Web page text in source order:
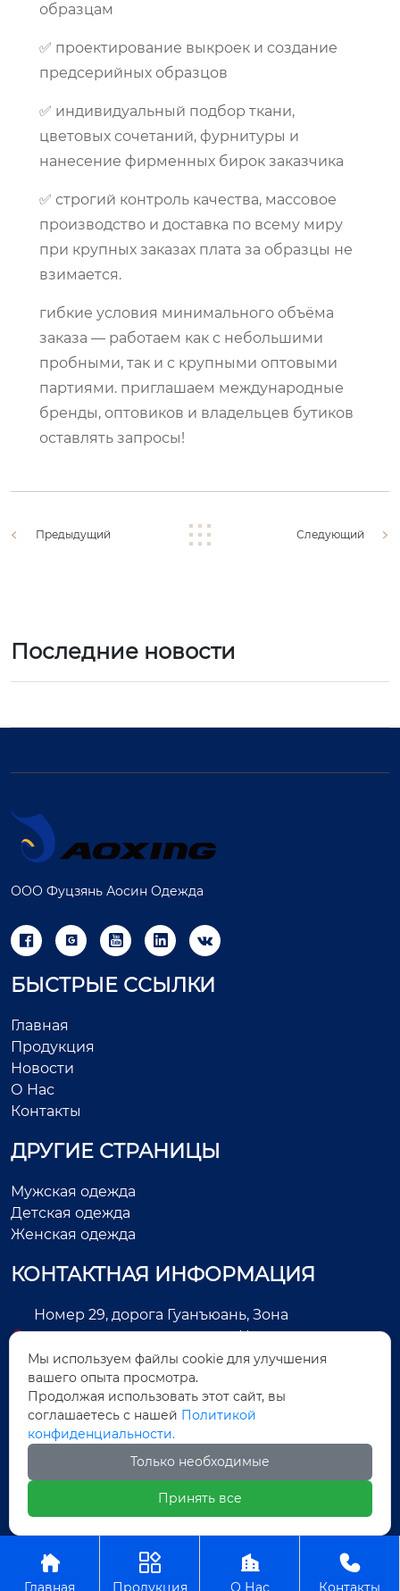
образцам
✅ проектирование выкроек и создание
предсерийных образцов
✅ индивидуальный подбор ткани,
цветовых сочетаний, фурнитуры и
нанесение фирменных бирок заказчика
✅ строгий контроль качества, массовое
производство и доставка по всему миру
при крупных заказах плата за образцы не
взимается.
гибкие условия минимального объёма
заказа — работаем как с небольшими
пробными, так и с крупными оптовыми
партиями. приглашаем международные
бренды, оптовиков и владельцев бутиков
оставлять запросы!
Предыдущий Следующий
Последние новости
ООО Фуцзянь Аосин Одежда
    
БЫСТРЫЕ ССЫЛКИ
Главная
Продукция
Новости
О Нас
Контакты
ДРУГИЕ СТРАНИЦЫ
Мужская одежда
Детская одежда
Женская одежда
КОНТАКТНАЯ ИНФОРМАЦИЯ
Номер 29, дорога Гуанъюань, Зона
экономического развития, Цзиньцзян, город
Цюаньчжоу, провинция Фуцзянь, Китай
+86-13505025552
Legas@aoxing.com.cn
+8613505025552

Главная

Продукция

О Нас

Контакты
Мы используем файлы cookie для улучшения
вашего опыта просмотра.
Продолжая использовать этот сайт, вы
соглашаетесь с нашей Политикой
конфиденциальности.
Только необходимые
Принять все